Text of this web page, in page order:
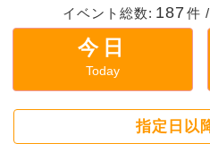
イベント総数: 187 件 /
今日
Today
指定日以